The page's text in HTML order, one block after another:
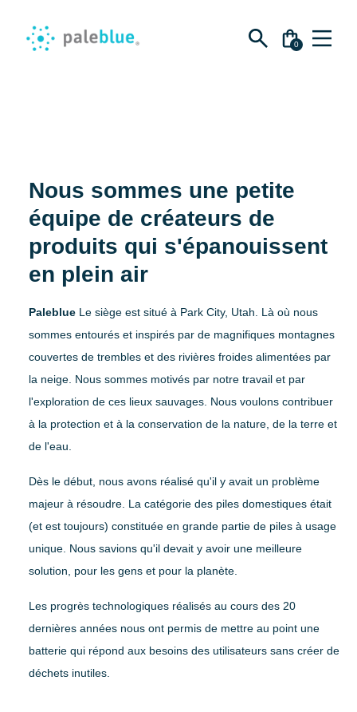
0
pour :
Piles AAA
Piles C
D Piles
Piles 9V
Ensembles
Sustainability kit
Home Conversion Kit
Solaire
Approche 1
Approche 2
Impact
Pour les sociétés
À propos de Paleblue
Blog
Impact
Pour les sociétés
À propos de Paleblue
Impact
Pour les sociétés
À propos de Paleblue
Blog
Impact
Pour les sociétés
Soutien
Nous sommes une petite
équipe de créateurs de
produits qui s'épanouissent
en plein air
Paleblue Le siège est situé à Park City, Utah . Là où nous
sommes entourés et inspirés par de magnifiques montagnes
couvertes de trembles et des rivières froides alimentées par
la neige. Nous sommes motivés par notre travail et par
l'exploration de ces lieux sauvages. Nous voulons contribuer
à la protection et à la conservation de la nature, de la terre et
de l'eau.
Dès le début, nous avons réalisé qu'il y avait un problème
majeur à résoudre. La catégorie des piles domestiques était
(et est toujours) constituée en grande partie de piles à usage
unique. Nous savions qu'il devait y avoir une meilleure
solution, pour les gens et pour la planète.
Les progrès technologiques réalisés au cours des 20
dernières années nous ont permis de mettre au point une
batterie qui répond aux besoins des utilisateurs sans créer de
déchets inutiles.